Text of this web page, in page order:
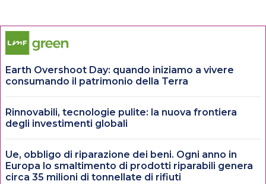
Earth Overshoot Day: quando iniziamo a vivere
consumando il patrimonio della Terra
Rinnovabili, tecnologie pulite: la nuova frontiera
degli investimenti globali
Ue, obbligo di riparazione dei beni. Ogni anno in
Europa lo smaltimento di prodotti riparabili genera
circa 35 milioni di tonnellate di rifiuti